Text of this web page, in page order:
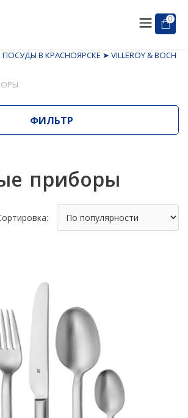
0
В КРАСНОЯРСКЕ ➤ VILLEROY & BOCH
ФИЛЬТР
приборы